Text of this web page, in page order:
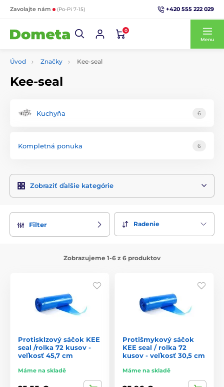
Zavolajte nám (Po-Pi 7-15) +420 555 222 029
0
Menu
Úvod Značky Kee-seal
Kee-seal
Kuchyňa 6
Kompletná ponuka 6
Zobraziť ďalšie kategórie
Filter Radenie
Zobrazujeme 1-6 z 6 produktov
Protisklzový sáčok KEE
seal /rolka 72 kusov -
veľkosť 45,7 cm
Máme na skladě
Protišmykový sáčok
KEE seal / rolka 72
kusov - veľkosť 30,5 cm
Máme na skladě